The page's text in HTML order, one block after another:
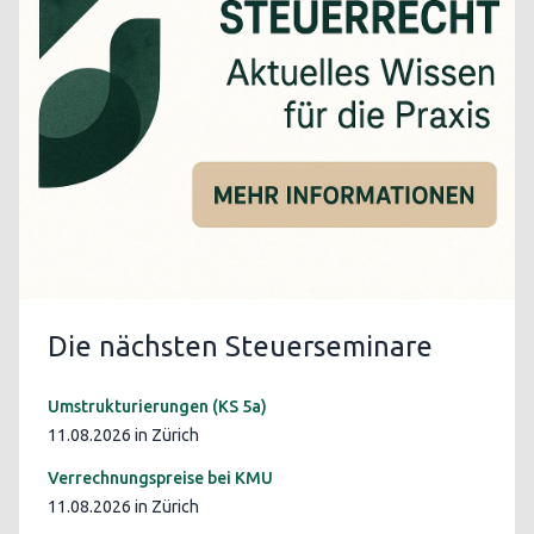
Die nächsten Steuerseminare
Umstrukturierungen (KS 5a)
11.08.2026 in Zürich
Verrechnungspreise bei KMU
11.08.2026 in Zürich